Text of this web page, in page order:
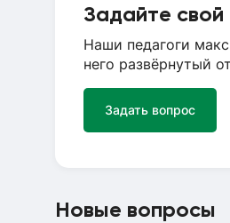
Задайте свой
Наши педагоги
него развёрнутый
Задать вопрос
Новые вопросы